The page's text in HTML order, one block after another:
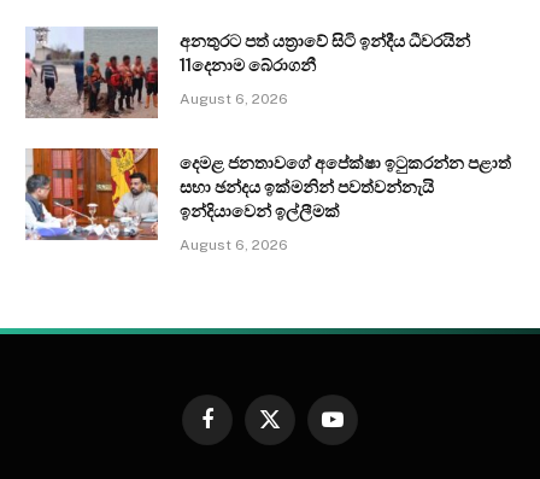
අනතුරට පත් යත්‍රාවේ සිටි ඉන්දීය ධීවරයින්
11දෙනාම බේරාගනී
August 6, 2026
දෙමළ ජනතාවගේ අපේක්ෂා ඉටුකරන්න පළාත්
සභා ඡන්දය ඉක්මනින් පවත්වන්නැයි
ඉන්දියාවෙන් ඉල්ලීමක්
August 6, 2026
Facebook
X
YouTube